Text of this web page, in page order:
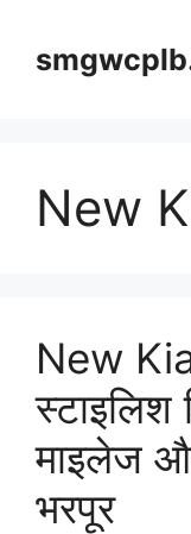
content
New
New
माइलेज
भरपूर